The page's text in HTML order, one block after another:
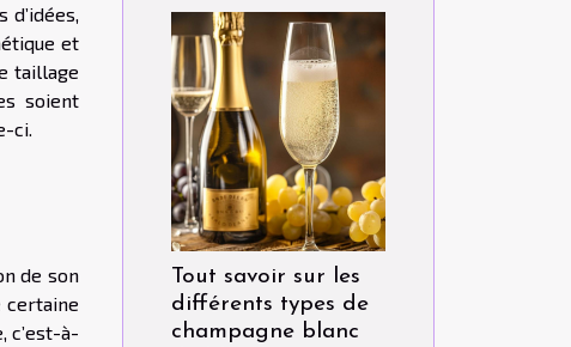
et
taillage
soient
ci.
de son
certaine
c’est-à-
Tout savoir sur les
différents types de
champagne blanc